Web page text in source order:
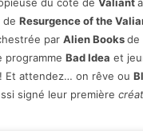
de Resurgence of the
par Alien Booksde
programme Bad Idea et
Et attendez… on rêve ou
signé leur première